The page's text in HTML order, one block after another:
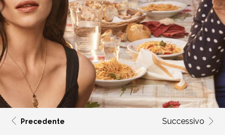
Precedente Successivo